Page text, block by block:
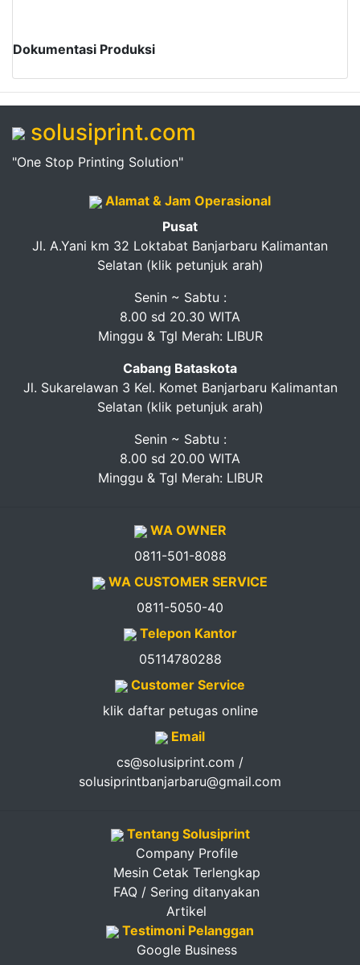
Logout
Dokumentasi Produksi
solusiprint.com
"One Stop Printing Solution"
Alamat & Jam Operasional
Pusat
Jl. A.Yani km 32 Loktabat Banjarbaru Kalimantan
Selatan (klik petunjuk arah)
Senin ~ Sabtu :
8.00 sd 20.30 WITA
Minggu & Tgl Merah: LIBUR
Cabang Bataskota
Jl. Sukarelawan 3 Kel. Komet Banjarbaru Kalimantan
Selatan (klik petunjuk arah)
Senin ~ Sabtu :
8.00 sd 20.00 WITA
Minggu & Tgl Merah: LIBUR
WA OWNER
0811-501-8088
WA CUSTOMER SERVICE
0811-5050-40
Telepon Kantor
05114780288
Customer Service
klik daftar petugas online
Email
cs@solusiprint.com /
solusiprintbanjarbaru@gmail.com
Tentang Solusiprint
Company Profile
Mesin Cetak Terlengkap
FAQ / Sering ditanyakan
Artikel
Testimoni Pelanggan
Google Business